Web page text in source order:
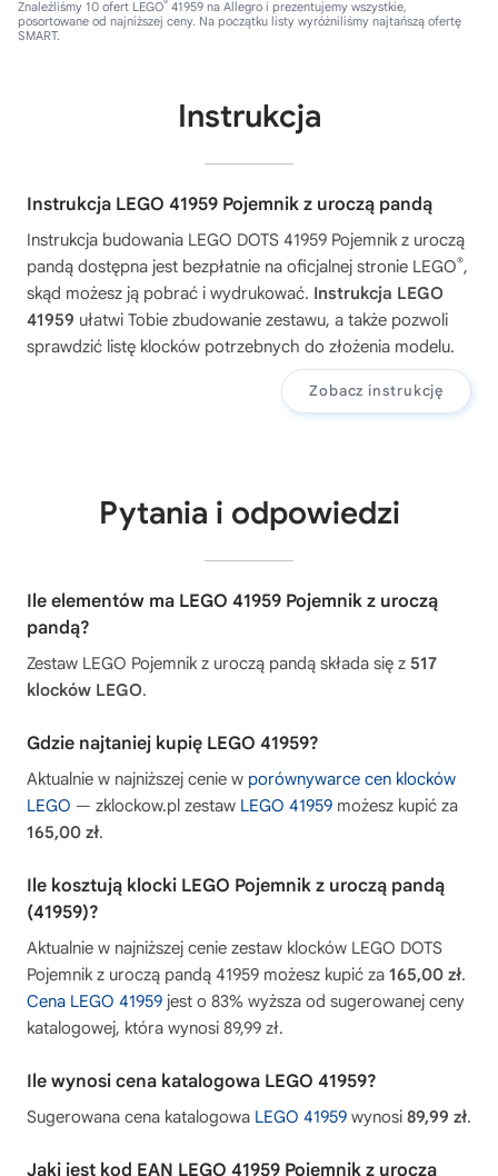
Znaleźliśmy 10 ofert LEGO® 41959 na Allegro i prezentujemy wszystkie,
posortowane od najniższej ceny. Na początku listy wyróżniliśmy najtańszą ofertę
SMART.
Instrukcja
Instrukcja LEGO 41959 Pojemnik z uroczą pandą
Instrukcja budowania LEGO DOTS 41959 Pojemnik z uroczą
pandą dostępna jest bezpłatnie na oficjalnej stronie LEGO®,
skąd możesz ją pobrać i wydrukować. Instrukcja LEGO
41959 ułatwi Tobie zbudowanie zestawu, a także pozwoli
sprawdzić listę klocków potrzebnych do złożenia modelu.
Zobacz instrukcję
Pytania i odpowiedzi
Ile elementów ma LEGO 41959 Pojemnik z uroczą
pandą?
Zestaw LEGO Pojemnik z uroczą pandą składa się z 517
klocków LEGO.
Gdzie najtaniej kupię LEGO 41959?
Aktualnie w najniższej cenie w porównywarce cen klocków
LEGO — zklockow.pl zestaw LEGO 41959 możesz kupić za
165,00 zł.
Ile kosztują klocki LEGO Pojemnik z uroczą pandą
(41959)?
Aktualnie w najniższej cenie zestaw klocków LEGO DOTS
Pojemnik z uroczą pandą 41959 możesz kupić za 165,00 zł.
Cena LEGO 41959 jest o 83% wyższa od sugerowanej ceny
katalogowej, która wynosi 89,99 zł.
Ile wynosi cena katalogowa LEGO 41959?
Sugerowana cena katalogowa LEGO 41959 wynosi 89,99 zł.
Jaki jest kod EAN LEGO 41959 Pojemnik z uroczą